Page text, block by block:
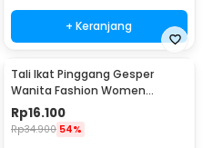
+ Keranjang
Tali Ikat Pinggang Gesper
Wanita Fashion Women
Leather Belt 110cm - LCL-HF38
Rp16.100
Rp34.900 54%